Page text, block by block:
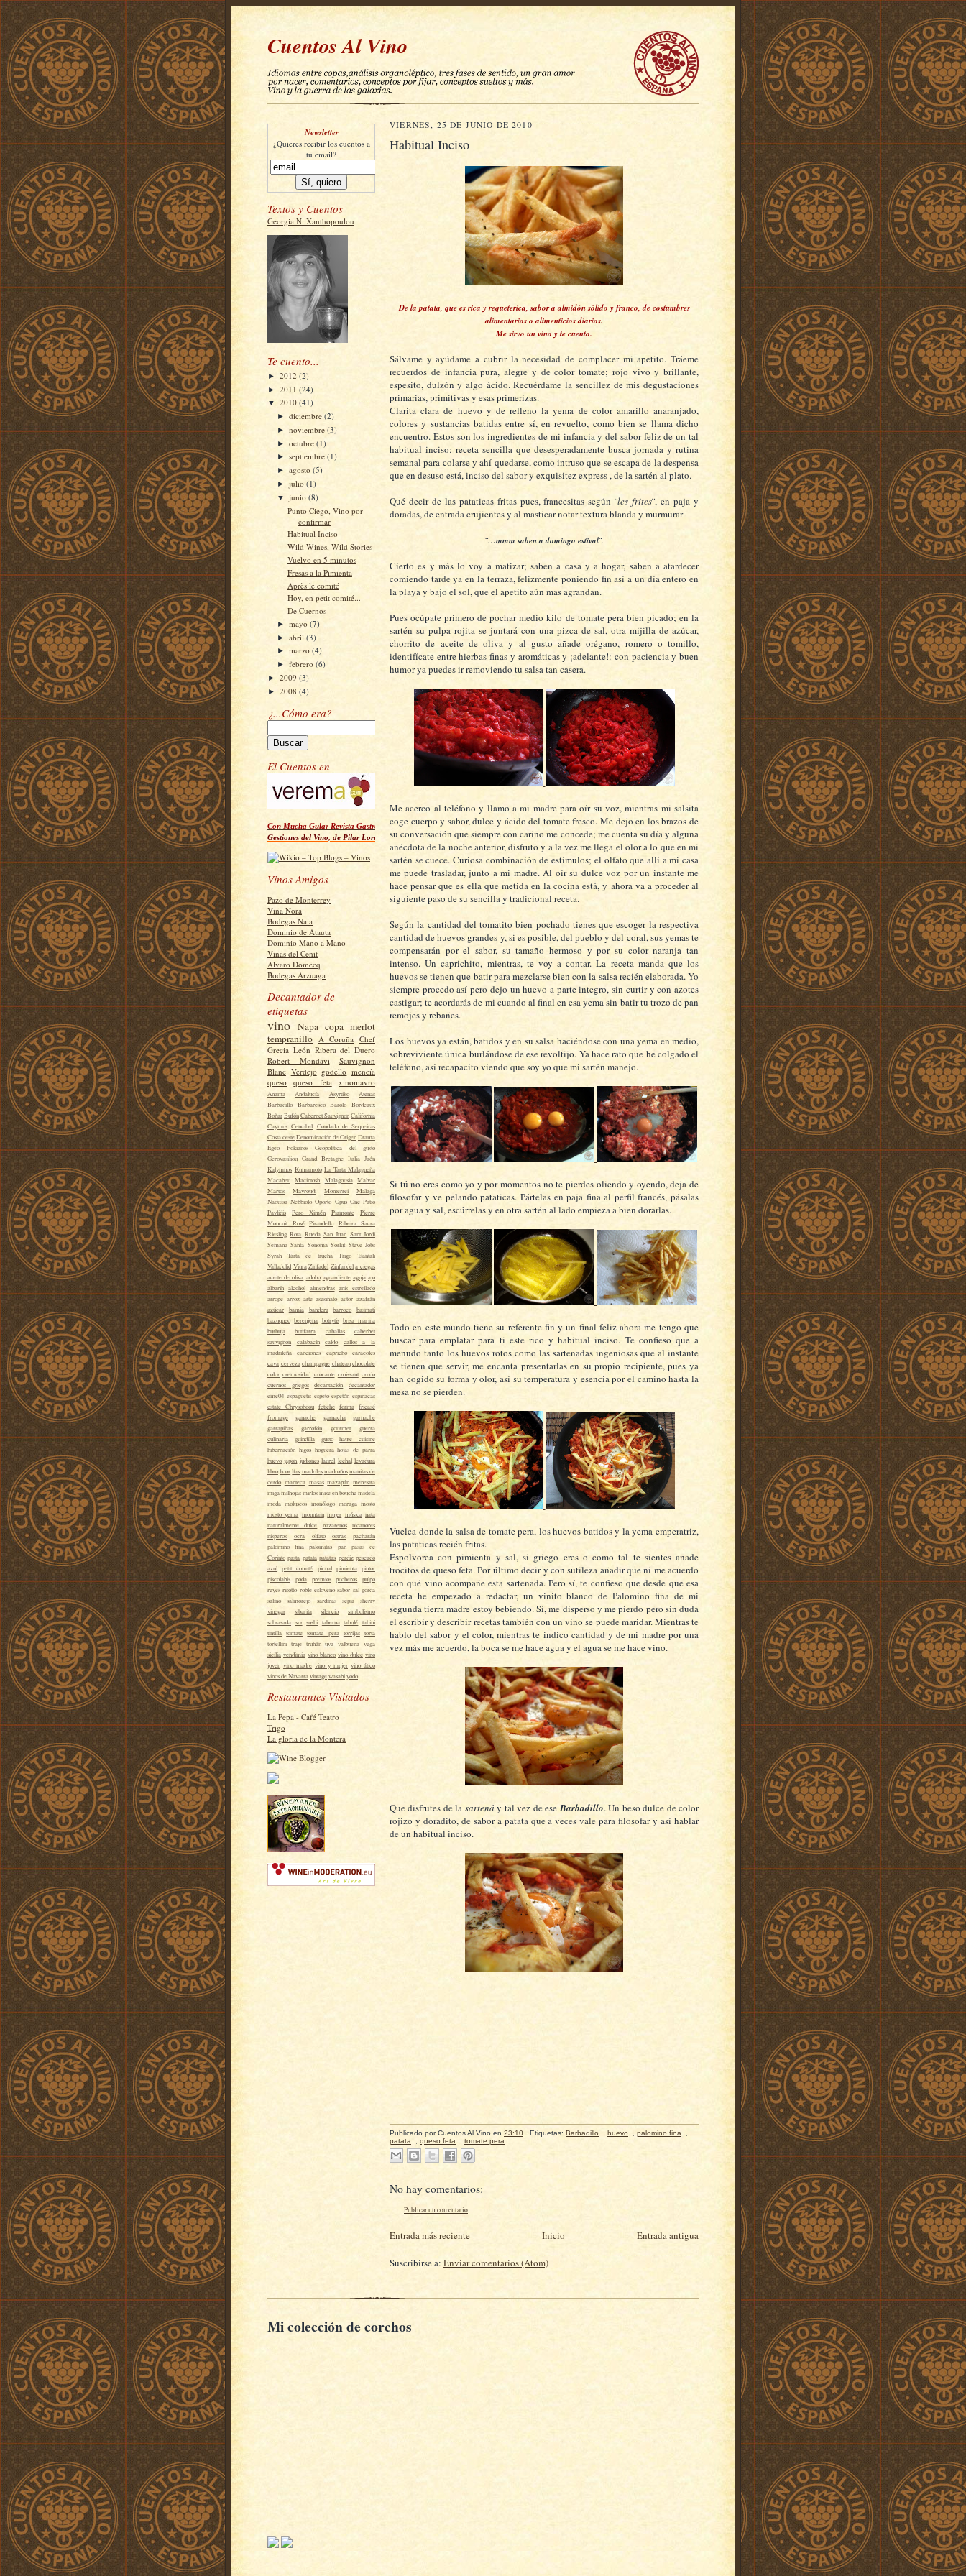
Cuentos Al Vino
Newsletter
¿Quieres recibir los cuentos a
tu email?
Textos y Cuentos
Georgia N. Xanthopoulou
Te cuento...
► 2012 (2)
► 2011 (24)
▼ 2010 (41)
►diciembre(2)
►noviembre(3)
►octubre(1)
►septiembre(1)
►agosto(5)
►julio(1)
▼junio(8)
Punto Ciego, Vino por
confirmar
Habitual Inciso
Wild Wines, Wild Stories
Vuelvo en 5 minutos
Fresas a la Pimienta
Après le comité
Hoy, en petit comité...
De Cuernos
►mayo(7)
►abril(3)
►marzo(4)
►febrero(6)
► 2009 (3)
► 2008 (4)
¿...Cómo era?
El Cuentos en
Con Mucha Gula: Revista Gastronómica Digital
Gestiones del Vino, de Pilar Lorenzo Richart
Vinos Amigos
Pazo de Monterrey
Viña Nora
Bodegas Naia
Dominio de Atauta
Dominio Mano a Mano
Viñas del Cenit
Alvaro Domecq
Bodegas Arzuaga
Decantador de
etiquetas
vino Napa copa merlot
tempranillo A Coruña
Chef
Grecia León Ribera del Duero
Robert Mondavi
Sauvignon
Blanc Verdejo godello mencía
queso
queso feta xinomavro
Anama Andalucía Asyrtiko
Atenas
Barbadillo Barbaresco Barolo Bordeaux
BoñarBufónCabernet SauvignonCalifornia
Caymus Cencibel Condado de Sequeiras
Costa oesteDenominación de OrigenDrama
Egeo
Fokianos
Geopolítica del gusto
Gerovasiliou Grand Bretagne Italia Jaén
Kalymnos Kumamoto La Tarta Malagueña
Macabeu Macintosh Malagousia Malvar
Martos
Mavroudi Monterrei
Málaga
Naoussa Nebbiolo Oporto Opus One Patio
Pavlidis
Pero Ximén Piamonte
Pierre
Moncuit Rosé Pirandello Ribeira Sacra
Riesling Rota Rueda San Juan Sant Jordi
Semana Santa Sonoma Sorlut Steve Jobs
Syrah
Tarta de trucha Trigo
Tsantali
Valladolid Viura Zinfadel Zinfandel a ciegas
aceite de oliva adobo aguardiente aguja ajo
albarín alcohol almendras anís estrellado
arrope arroz arte asesinato autor azafrán
azúcar bamia bandera barroco basmati
bazuqueo berenjena botrytis brisa marina
burbuja
butifarra caballas
caberbet
sauvignon
calabacín caldo
callos a la
madrileña
canciones capricho
caracoles
cava cerveza champagne chateau chocolate
color cremosidad crocante croissant crudo
cuernos griegos
decantación
decantador
eme04 espaguetis espeto espetón espinacas
estate Chrysohoou fetiche forma fricasé
fromage
ganache garnacha
garnache
garrapiñas
garrofón gourmet
guerra
culinaria
guindilla gusto
haute cuisine
hibernación higos hoguera hojas de parra
huevo japon judiones laurel lechal levadura
librolicorlías madriles madroñosmanitas de
cerdo manteca masas mazapán menestra
migamilhojasmirlosmise en bouchemistela
moda moluscos monólogo moraga mosto
mosto yema mountain mujer música nata
naturalmente dulce
nazarenos
nicanores
nísperos
ocra olfato ostras
pacharán
palomino fina
palomitas pan
pasas de
Corinto pasta patata patatas perdiz pescado
azul petit comité picual pimienta pintor
piscolabis poda premios pucheros pulpo
reyes risotto roble esloveno sabor sal gorda
salino
salmorejo sardinas sepia
sherry
vinegar
sibarita silencio
simbolismo
sobrasada sur sushi taberna tabulé tahini
tintilla tomate tomate pera torrijas torta
tortellini traje truhán uva valbuena vega
sicilia vendimia vino blanco vino dulce vino
joven vino madre vino y mujer vino ático
vinos de Navarravintagewasabiyodo
Restaurantes Visitados
La Pepa - Café Teatro
Trigo
La gloria de la Montera
VIERNES, 25 DE JUNIO DE 2010
Habitual Inciso
De la patata, que es rica y requeterica, sabor a almidón sólido y franco, de costumbres
alimentarios o alimenticios diarios.
Me sirvo un vino y te cuento.
Sálvame y ayúdame a cubrir la necesidad de complacer mi apetito. Tráeme
recuerdos de infancia pura, alegre y de color tomate; rojo vivo y brillante,
espesito, dulzón y algo ácido. Recuérdame la sencillez de mis degustaciones
primarias, primitivas y esas primerizas.
Clarita clara de huevo y de relleno la yema de color amarillo anaranjado,
colores y sustancias batidas entre sí, en revuelto, como bien se llama dicho
encuentro. Estos son los ingredientes de mi infancia y del sabor feliz de un tal
habitual inciso; receta sencilla que desesperadamente busca jornada y rutina
semanal para colarse y ahí quedarse, como intruso que se escapa de la despensa
que en desuso está, inciso del sabor y exquisitez express , de la sartén al plato.
Qué decir de las pataticas fritas pues, francesitas según ¨les frites¨, en paja y
doradas, de entrada crujientes y al masticar notar textura blanda y murmurar
¨…mmm saben a domingo estival¨.
Cierto es y más lo voy a matizar; saben a casa y a hogar, saben a atardecer
comiendo tarde ya en la terraza, felizmente poniendo fin así a un día entero en
la playa y bajo el sol, que el apetito aún mas agrandan.
Pues ocúpate primero de pochar medio kilo de tomate pera bien picado; en la
sartén su pulpa rojita se juntará con una pizca de sal, otra mijilla de azúcar,
chorrito de aceite de oliva y al gusto añade orégano, romero o tomillo,
identifícate entre hierbas finas y aromáticas y ¡adelante!: con paciencia y buen
humor ya puedes ir removiendo tu salsa tan casera.
Me acerco al teléfono y llamo a mi madre para oír su voz, mientras mi salsita
coge cuerpo y sabor, dulce y ácido del tomate fresco. Me dejo en los brazos de
su conversación que siempre con cariño me concede; me cuenta su día y alguna
anécdota de la noche anterior, disfruto y a la vez me llega el olor a lo que en mi
sartén se cuece. Curiosa combinación de estímulos; el olfato que allí a mi casa
me puede trasladar, junto a mi madre. Al oír su dulce voz por un instante me
hace pensar que es ella que metida en la cocina está, y ahora va a proceder al
siguiente paso de su sencilla y tradicional receta.
Según la cantidad del tomatito bien pochado tienes que escoger la respectiva
cantidad de huevos grandes y, si es posible, del pueblo y del coral, sus yemas te
compensarán por el sabor, su tamaño hermoso y por su color naranja tan
intenso. Un caprichito, mientras, te voy a contar. La receta manda que los
huevos se tienen que batir para mezclarse bien con la salsa recién elaborada. Yo
siempre procedo así pero dejo un huevo a parte integro, sin curtir y con azotes
castigar; te acordarás de mi cuando al final en esa yema sin batir tu trozo de pan
remojes y rebañes.
Los huevos ya están, batidos y en su salsa haciéndose con una yema en medio,
sobreviviente única burlándose de ese revoltijo. Ya hace rato que he colgado el
teléfono, así recapacito viendo que soy yo que mi sartén manejo.
Si tú no eres como yo y por momentos no te pierdes oliendo y oyendo, deja de
filosofar y ve pelando pataticas. Pártelas en paja fina al perfil francés, pásalas
por agua y sal, escúrrelas y en otra sartén al lado empieza a bien dorarlas.
Todo en este mundo tiene su referente fin y un final feliz ahora me tengo que
buscar para emplatar para ti este rico y habitual inciso. Te confieso que a
menudo tanto los huevos rotos como las sartenadas ingeniosas que al instante
se tienen que servir, me encanta presentarlas en su propio recipiente, pues ya
han cogido su forma y olor, así su temperatura y esencia por el camino hasta la
mesa no se pierden.
Vuelca donde la salsa de tomate pera, los huevos batidos y la yema emperatriz,
las pataticas recién fritas.
Espolvorea con pimienta y sal, si griego eres o como tal te sientes añade
trocitos de queso feta. Por último decir y con sutileza añadir que ni me acuerdo
con qué vino acompañe esta sartenada. Pero sí, te confieso que desde que esa
receta he empezado a redactar, un vinito blanco de Palomino fina de mi
segunda tierra madre estoy bebiendo. Sí, me disperso y me pierdo pero sin duda
el escribir y describir recetas también con un vino se puede maridar. Mientras te
hablo del sabor y el color, mientras te indico cantidad y de mi madre por una
vez más me acuerdo, la boca se me hace agua y el agua se me hace vino.
Que disfrutes de la sartenáy tal vez de eseBarbadillo. Un beso dulce de color
rojizo y doradito, de sabor a patata que a veces vale para filosofar y así hablar
de un habitual inciso.
Publicado porCuentos Al Vino en 23:10 Etiquetas: Barbadillo huevo palomino fina
patata
queso feta tomate pera
No hay comentarios:
Publicar un comentario
Entrada más reciente Entrada antigua
Inicio
Suscribirse a: Enviar comentarios (Atom)
Mi colección de corchos